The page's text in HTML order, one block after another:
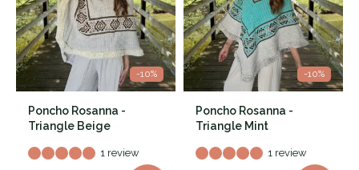
-10%
Poncho Rosanna -
Triangle Beige
1 review
-10%
Poncho Rosanna -
Triangle Mint
1 review